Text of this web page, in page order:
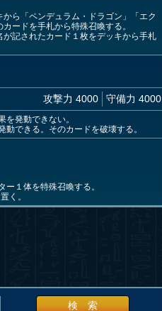
ら「ペンデュラム・ドラゴン」「エク
ードを手札から特殊召喚する。
記されたカード１枚をデッキから手札
攻撃力 4000
守備力 4000
発動できない。
できる。そのカードを破壊する。
１体を特殊召喚する。
く。
検 索